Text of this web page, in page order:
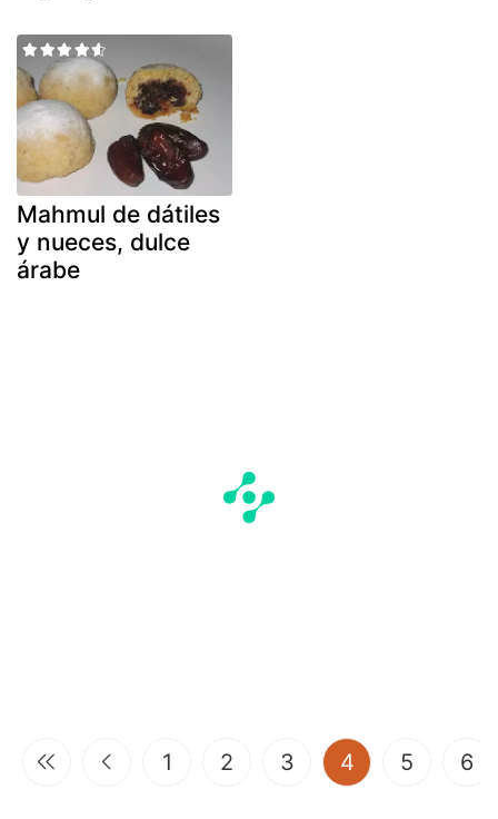
Mahmul de dátiles
y nueces, dulce
árabe
1 2 3 4(current)
5 6